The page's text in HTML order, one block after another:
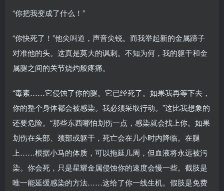
“你把我变成了什么！”
“你快死了！”他尖叫道，声音尖锐。而我举起新的金属蹄子
对准他的头。这真是莫大的讽刺。不知为何，我的躯干和金
属腿之间的关节烧灼般疼痛。
“毒素……它侵蚀了你的腿。它已经死了。如果我再等下去，
你的整个身体都会被感染。我必须采取行动。”这比我想象的
还要危险。“那些东西哪怕划伤一点，感染就会找上你。如果
划伤在头部、颈部或躯干，死亡会在几小时内降临。在腿
上……根据小马的体质，可以拖延几周，但血液将永远被污
染。你会死，只是星耀金属侵蚀你的速度会慢一些。截肢是
唯一能延缓感染的方法……这给了你一线生机。假肢是免费